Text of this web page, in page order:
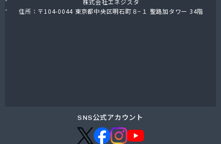
丸金薪炭店
橋本産業株式会社 名古屋営業所
玉屋プロパン株式会社
住所：〒104-0044 東京都中央区明石町８−１ 聖路加タワー 34階
SNS公式アカウント